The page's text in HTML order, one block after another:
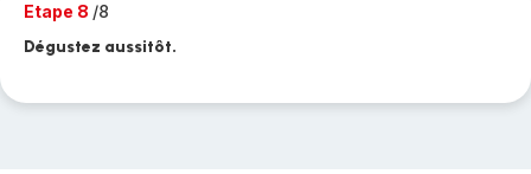
Etape 8 /8
Dégustez aussitôt.